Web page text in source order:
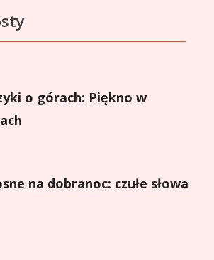
o górach: Piękno w
na dobranoc: czułe słowa